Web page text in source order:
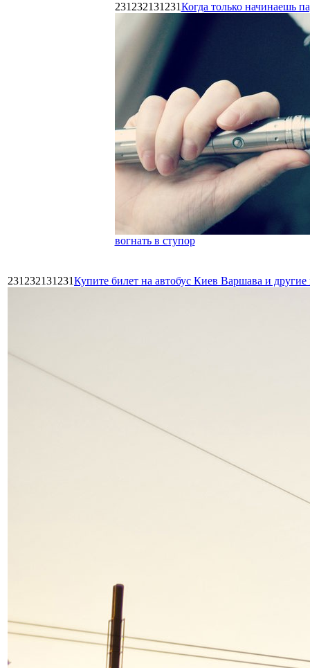
231232131231Когда только начинаешь
вогнать в ступор
231232131231Купите билет на автобус Киев Варшава и